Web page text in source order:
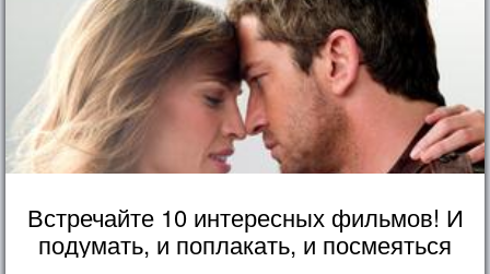
Встречайте 10 интересных фильмов! И
подумать, и поплакать, и посмеяться